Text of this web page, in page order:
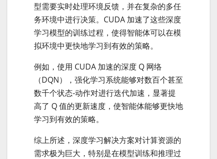
型需要实时处理环境反馈，并在复杂的多任
务环境中进行决策。CUDA 加速了这些深度
学习模型的训练过程，使得智能体可以在模
拟环境中更快地学习到有效的策略。
例如，使用 CUDA 加速的深度 Q 网络
（DQN），强化学习系统能够对数百个甚至
数千个状态-动作对进行迭代加速，显著提
高了 Q 值的更新速度，使智能体能够更快地
学习到有效的策略。
综上所述，深度学习解决方案对计算资源的
需求极为巨大，特别是在模型训练和推理过